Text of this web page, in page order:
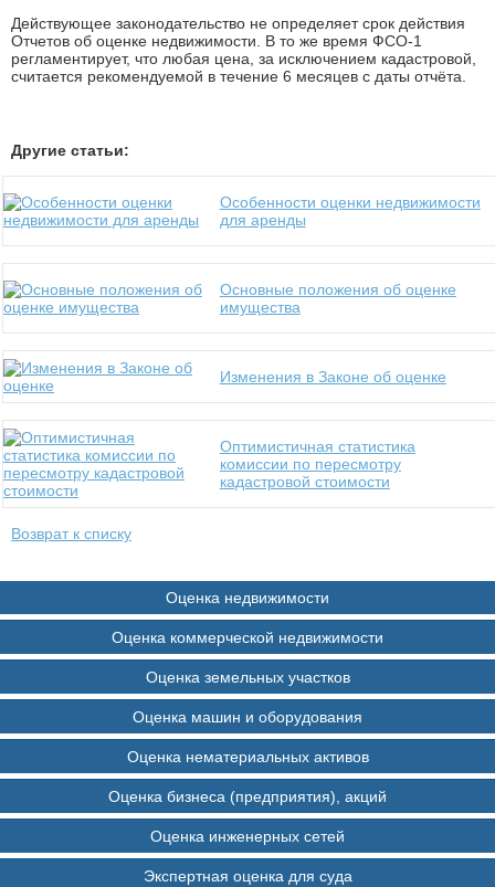
Оценка недвижимости
Оценка коммерческой недвижимости
Оценка земельных участков
Оценка машин и оборудования
Оценка нематериальных активов
Оценка бизнеса (предприятия), акций
Оценка инженерных сетей
Экспертная оценка для суда
Действующее законодательство не определяет срок действия
Отчетов об оценке недвижимости. В то же время ФСО-1
регламентирует, что любая цена, за исключением кадастровой,
считается рекомендуемой в течение 6 месяцев с даты отчёта.
Другие статьи:
Особенности оценки недвижимости
для аренды
Основные положения об оценке
имущества
Изменения в Законе об оценке
Оптимистичная статистика
комиссии по пересмотру
кадастровой стоимости
Возврат к списку